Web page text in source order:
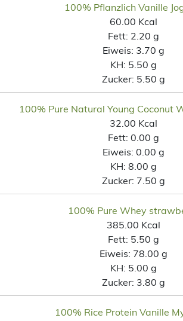
100% Pflanzlich Vanille
60.00 Kcal
Fett: 2.20 g
Eiweis: 3.70 g
KH: 5.50 g
Zucker: 5.50 g
100% Pure Natural Young Coconut
32.00 Kcal
Fett: 0.00 g
Eiweis: 0.00 g
KH: 8.00 g
Zucker: 7.50 g
100% Pure Whey
385.00 Kcal
Fett: 5.50 g
Eiweis: 78.00 g
KH: 5.00 g
Zucker: 3.80 g
100% Rice Protein Vanille